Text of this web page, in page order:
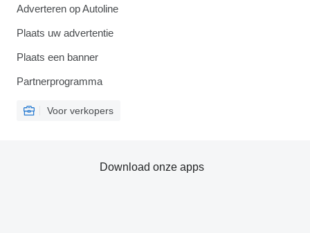
Adverteren op Autoline
Plaats uw advertentie
Plaats een banner
Partnerprogramma
Voor verkopers
Download onze apps